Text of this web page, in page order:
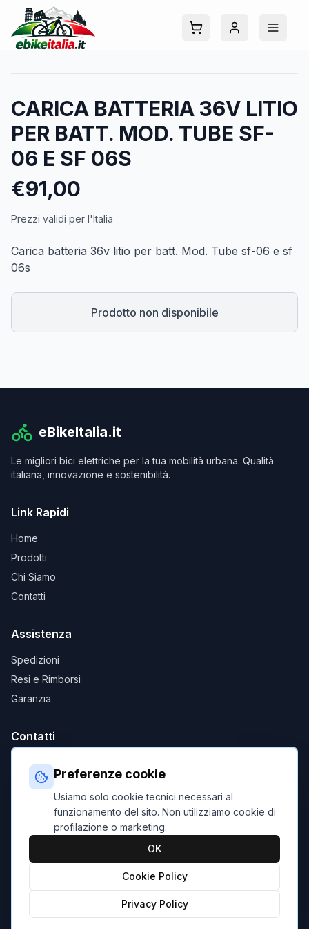
CARICA BATTERIA 36V LITIO
PER BATT. MOD. TUBE SF-
06 E SF 06S
€91,00
Prezzi validi per l'Italia
Carica batteria 36v litio per batt. Mod. Tube sf-06 e sf
06s
Prodotto non disponibile
eBikeItalia.it
Le migliori bici elettriche per la tua mobilità urbana. Qualità
italiana, innovazione e sostenibilità.
Link Rapidi
Home
Prodotti
Chi Siamo
Contatti
Assistenza
Spedizioni
Resi e Rimborsi
Garanzia
Contatti
ebikeitalia@c-commerce.it
+39 0941 1935100
Piazza XXV Aprile, 25, 98067 Raccuja (ME)
Condizioni di Vendita | Privacy Policy | Cookie Policy
©2026eBikeItalia.it. Tutti i diritti riservati.
Powered by C-Teck
Preferenze cookie
Usiamo solo cookie tecnici necessari al
funzionamento del sito. Non utilizziamo cookie di
profilazione o marketing.
OK
Cookie Policy
Privacy Policy